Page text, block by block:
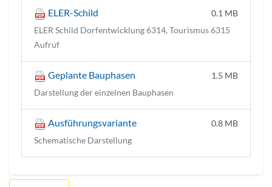
ELER-Schild
0.1 MB
ELER Schild Dorfentwicklung 6314, Tourismus 6315
Aufruf
Geplante Bauphasen
1.5 MB
Darstellung der einzelnen Bauphasen
Ausführungsvariante
0.8 MB
Schematische Darstellung